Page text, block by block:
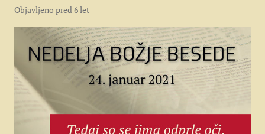
Objavljeno pred 6 let